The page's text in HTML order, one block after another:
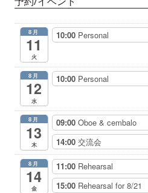
ョ
ン
ド
バ
8月
11
火
10:00 Personal
8月
12
水
10:00 Personal
8月
13
木
09:00 Oboe & cembalo
14:00 交流会
8月
14
金
11:00 Rehearsal
15:00 Rehearsal for 8/21